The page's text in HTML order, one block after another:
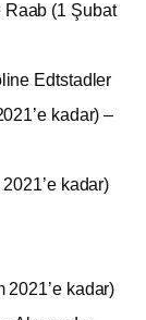
Raab (1 Şubat
Edtstadler
kadar) –
kadar)
kadar)